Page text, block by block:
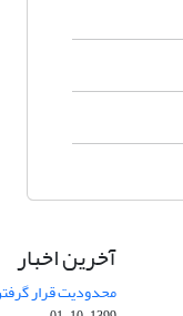
آخرین اخبار
محدودیت قرار